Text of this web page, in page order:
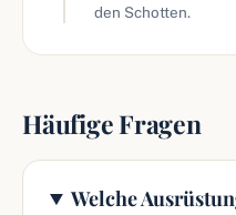
den Schotten.
Häufige Fragen
Welche